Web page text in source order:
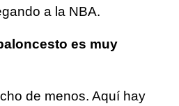
a la NBA.
es muy
de menos. Aquí hay